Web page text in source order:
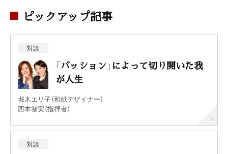
ピックアップ記事
対談
「パッション」によって切り開いた我
が人生
堀木エリ子（和紙デザイナー）
西本智実（指揮者）
対談